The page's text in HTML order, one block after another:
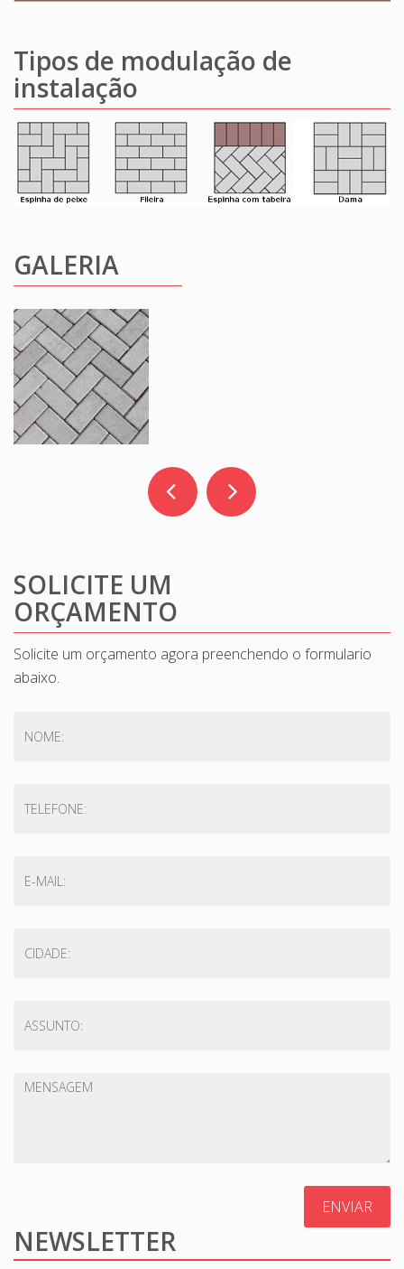
Tipos de modulação de
instalação
GALERIA
SOLICITE UM
ORÇAMENTO
Solicite um orçamento agora preenchendo o formulario
abaixo.
ENVIAR
NEWSLETTER